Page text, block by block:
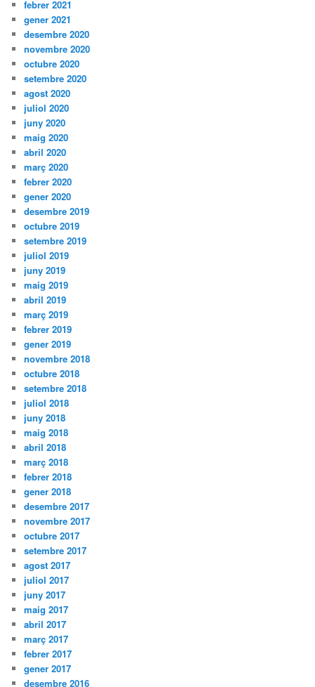
febrer 2021
gener 2021
desembre 2020
novembre 2020
octubre 2020
setembre 2020
agost 2020
juliol 2020
juny 2020
maig 2020
abril 2020
març 2020
febrer 2020
gener 2020
desembre 2019
octubre 2019
setembre 2019
juliol 2019
juny 2019
maig 2019
abril 2019
març 2019
febrer 2019
gener 2019
novembre 2018
octubre 2018
setembre 2018
juliol 2018
juny 2018
maig 2018
abril 2018
març 2018
febrer 2018
gener 2018
desembre 2017
novembre 2017
octubre 2017
setembre 2017
agost 2017
juliol 2017
juny 2017
maig 2017
abril 2017
març 2017
febrer 2017
gener 2017
desembre 2016